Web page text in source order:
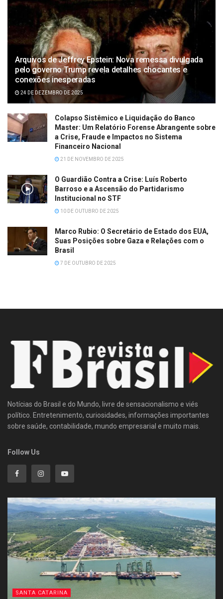
Arquivos de Jeffrey Epstein: Nova remessa divulgada
pelo governo Trump revela detalhes chocantes e
conexões inesperadas
24 DE DEZEMBRO DE 2025
Colapso Sistêmico e Liquidação do Banco
Master: Um Relatório Forense Abrangente sobre
a Crise, Fraude e Impactos no Sistema
Financeiro Nacional
21 DE NOVEMBRO DE 2025
O Guardião Contra a Crise: Luís Roberto
Barroso e a Ascensão do Partidarismo
Institucional no STF
10 DE OUTUBRO DE 2025
Marco Rubio: O Secretário de Estado dos EUA,
Suas Posições sobre Gaza e Relações com o
Brasil
7 DE OUTUBRO DE 2025
Notícias do Brasil e do Mundo, livre de sensacionalismo e viés
político. Entretenimento, curiosidades, informações importantes
sobre saúde, contabilidade, mundo empresarial e muito mais.
Follow Us
SANTA CATARINA